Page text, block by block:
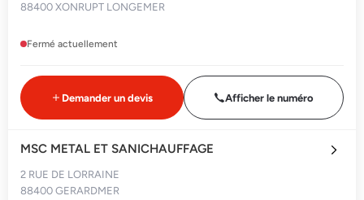
88400 XONRUPT LONGEMER
Fermé actuellement
Demander un devis Afficher le numéro
MSC METAL ET SANICHAUFFAGE
2 RUE DE LORRAINE
88400 GERARDMER